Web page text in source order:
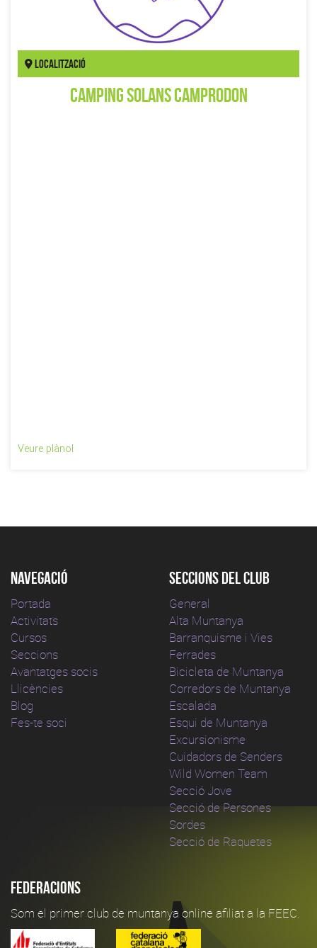
Localització
Camping Solans Camprodon
Veure plànol
Navegació
Portada
Activitats
Cursos
Seccions
Avantatges socis
Llicències
Blog
Fes-te soci
Seccions del club
General
Alta Muntanya
Barranquisme i Vies
Ferrades
Bicicleta de Muntanya
Corredors de Muntanya
Escalada
Esqui de Muntanya
Excursionisme
Cuidadors de Senders
Wild Women Team
Secció Jove
Secció de Persones
Sordes
Secció de Raquetes
Federacions
Som el primer club de muntanya online afiliat a la FEEC.